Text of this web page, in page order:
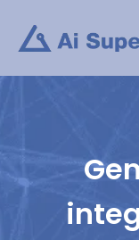
inhoud